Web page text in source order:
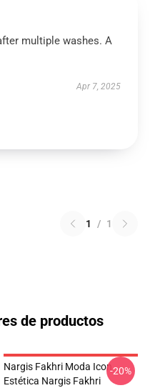
multiple washes. A
Apr 7, 2025
1 / 1
de productos
Nargis Fakhri Moda Icon
Estética Nargis Fakhri
-20%